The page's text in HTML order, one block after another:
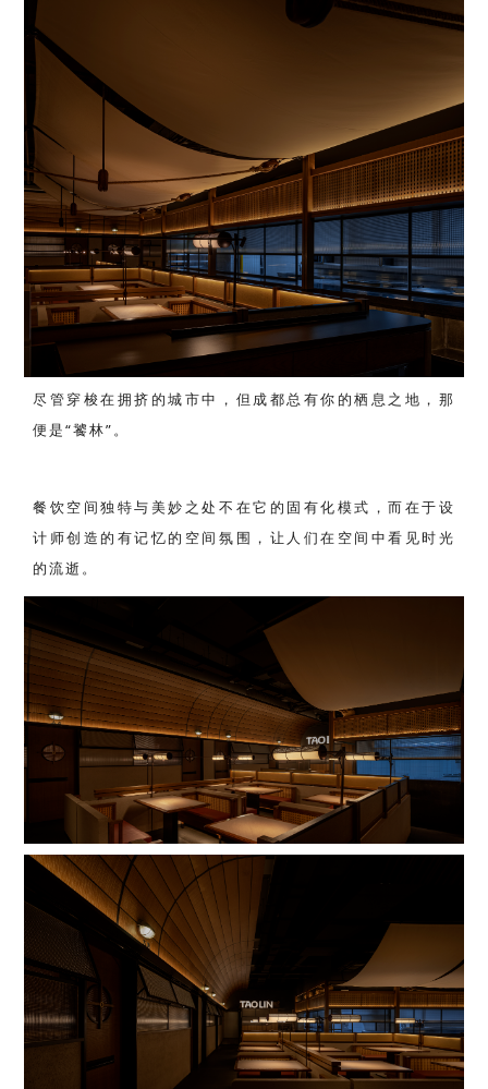
尽管穿梭在拥挤的城市中，但成都总有你的栖息之地，那
便是“饕林”。
餐饮空间独特与美妙之处不在它的固有化模式，而在于设
计师创造的有记忆的空间氛围，让人们在空间中看见时光
的流逝。